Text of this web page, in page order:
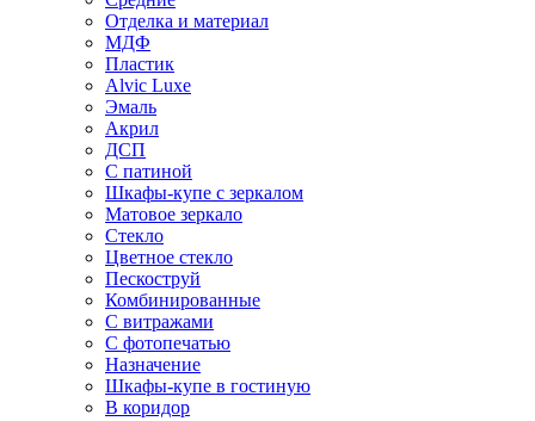
Отделка и материал
МДФ
Пластик
Alvic Luxe
Эмаль
Акрил
ДСП
С патиной
Шкафы-купе с зеркалом
Матовое зеркало
Стекло
Цветное стекло
Пескоструй
Комбинированные
С витражами
С фотопечатью
Назначение
Шкафы-купе в гостиную
В коридор